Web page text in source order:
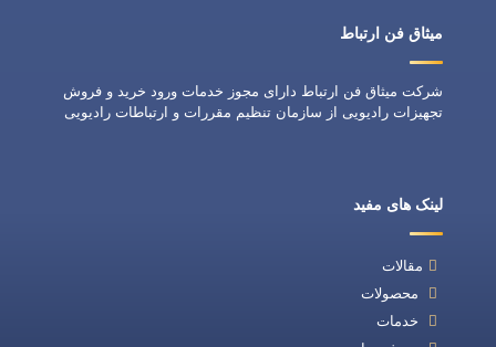
میثاق فن ارتباط
شرکت میثاق فن ارتباط دارای مجوز خدمات ورود خرید و فروش
تجهیزات رادیویی از سازمان تنظیم مقررات و ارتباطات رادیویی
لینک های مفید
مقالات
محصولات
خدمات